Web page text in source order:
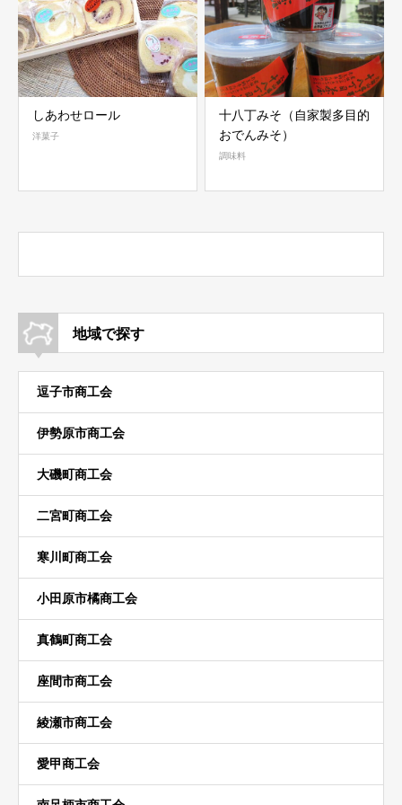
しあわせロール
洋菓子
十八丁みそ（自家製多目的
おでんみそ）
調味料
地域で探す
逗子市商工会
伊勢原市商工会
大磯町商工会
二宮町商工会
寒川町商工会
小田原市橘商工会
真鶴町商工会
座間市商工会
綾瀬市商工会
愛甲商工会